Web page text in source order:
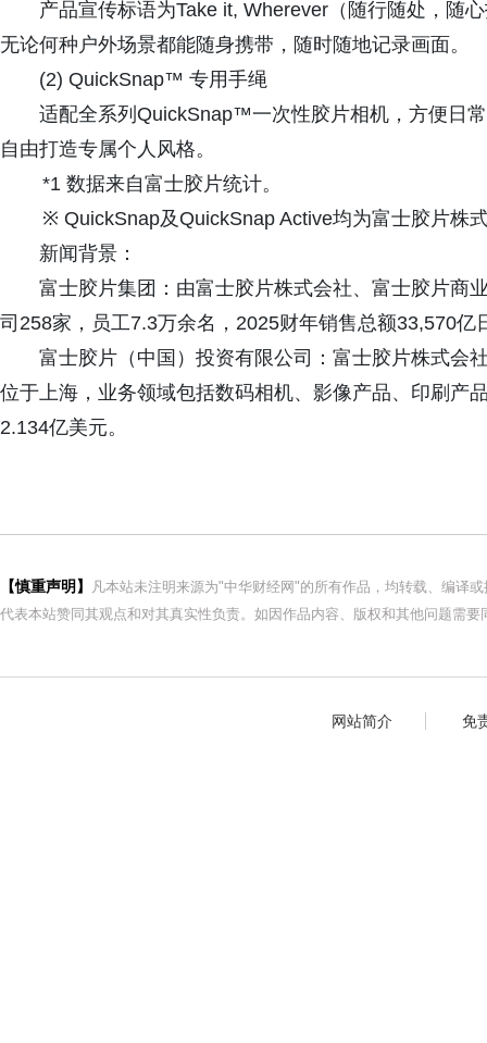
产品宣传标语为Take it, Wherever（随行随处，随
无论何种户外场景都能随身携带，随时随地记录画面。
(2) QuickSnap™ 专用手绳
适配全系列QuickSnap™一次性胶片相机，方便日
自由打造专属个人风格。
*1 数据来自富士胶片统计。
※ QuickSnap及QuickSnap Active均为富士胶片株
新闻背景：
富士胶片集团：由富士胶片株式会社、富士胶片商
司258家，员工7.3万余名，2025财年销售总额33,570
富士胶片（中国）投资有限公司：富士胶片株式会
位于上海，业务领域包括数码相机、影像产品、印刷产
2.134亿美元。
【慎重声明】
凡本站未注明来源为"中华财经网"的所有作品，均转载、编译
代表本站赞同其观点和对其真实性负责。如因作品内容、版权和其他问题需
网站简介 免